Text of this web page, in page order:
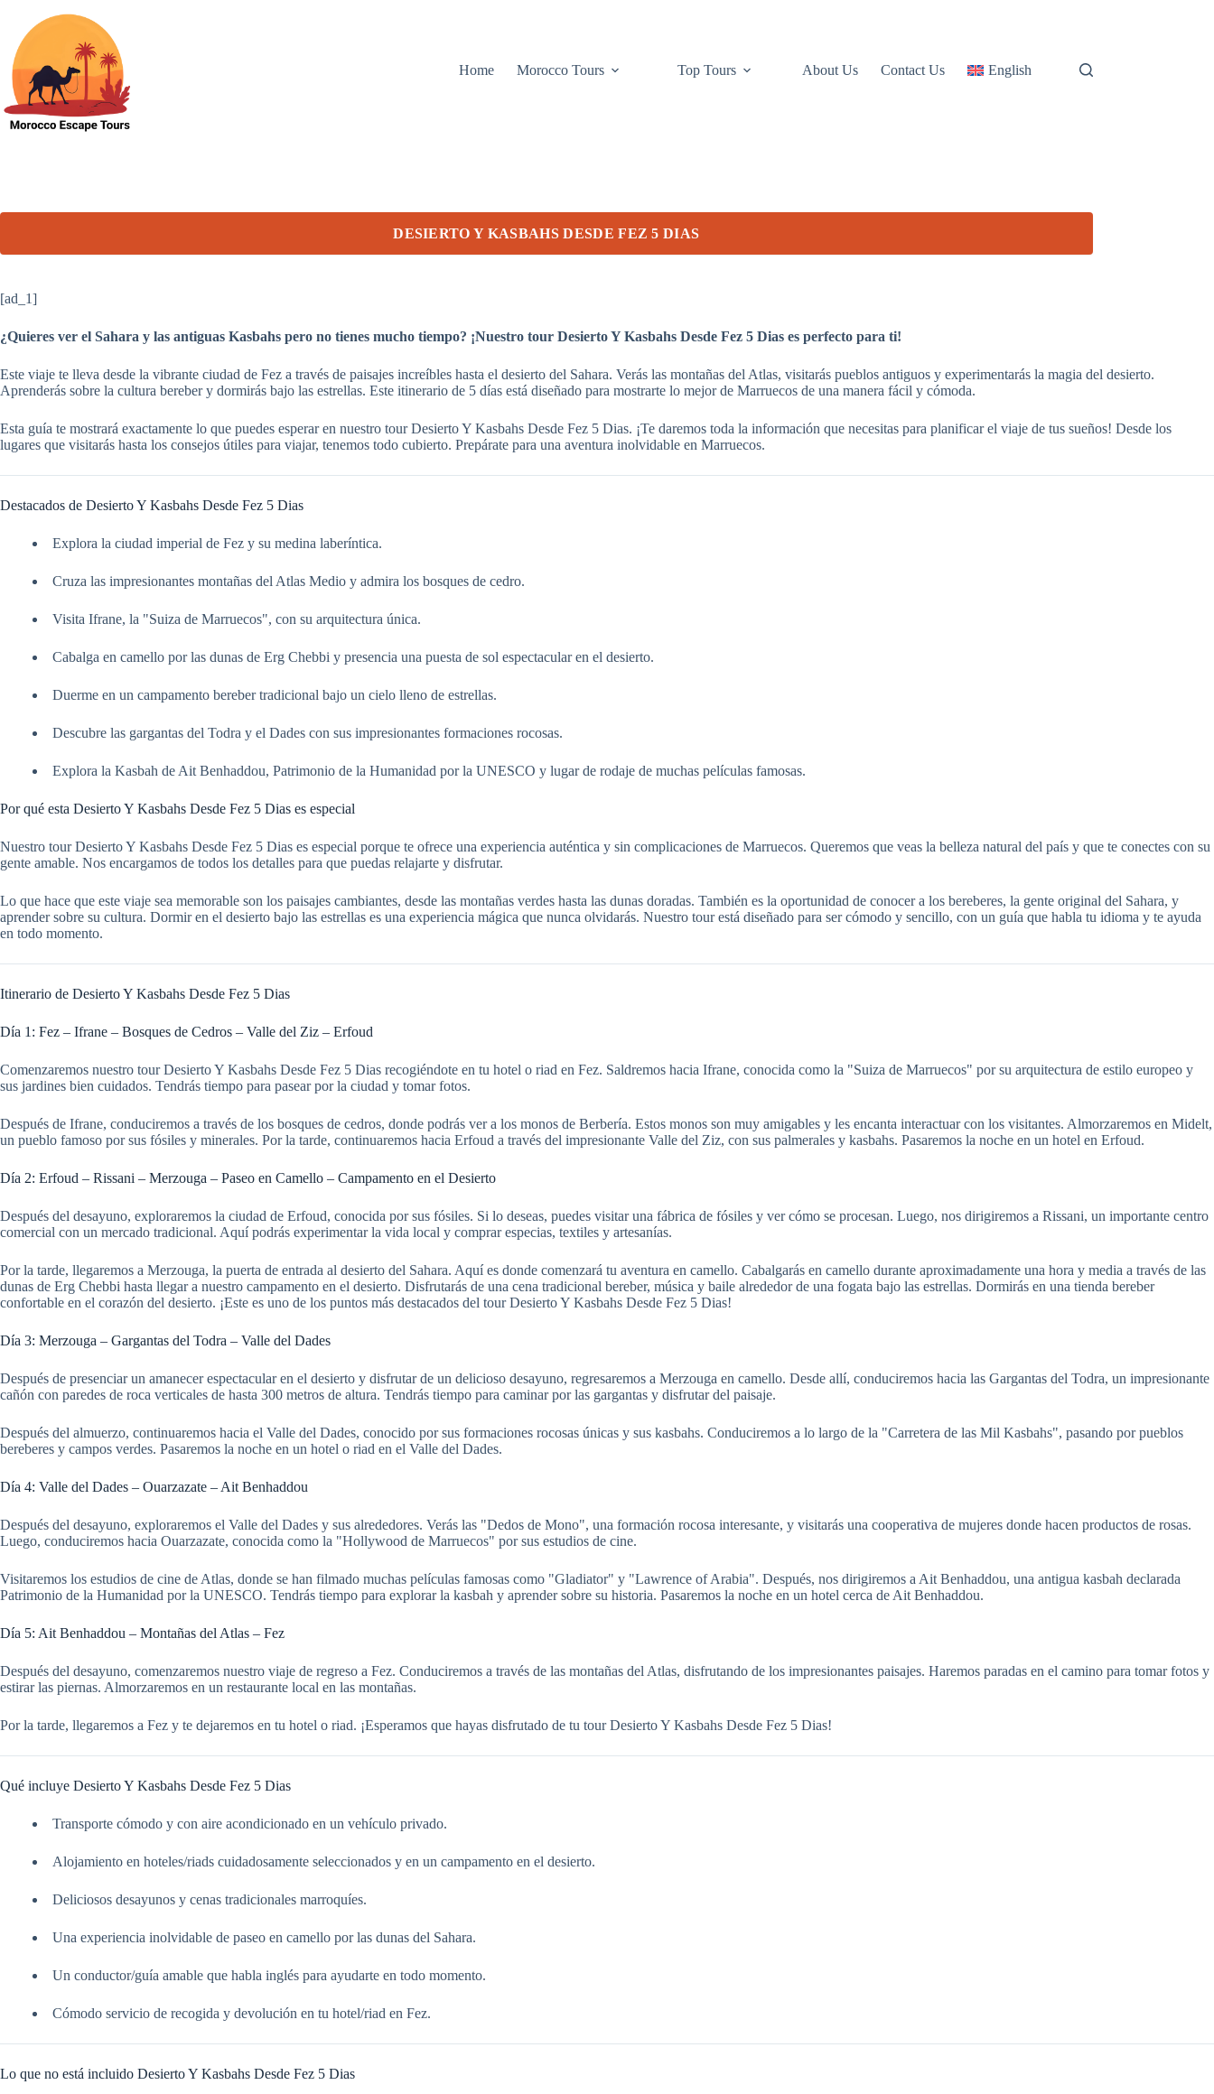
content
Home
Morocco Tours Top Tours About Us Contact Us English
DESIERTO Y KASBAHS DESDE FEZ 5 DIAS
[ad_1]
¿Quieres ver el Sahara y las antiguas Kasbahs pero no tienes mucho tiempo? ¡Nuestro tour Desierto Y Kasbahs Desde Fez 5 Dias es perfecto para ti!
Este viaje te lleva desde la vibrante ciudad de Fez a través de paisajes increíbles hasta el desierto del Sahara. Verás las montañas del Atlas, visitarás pueblos antiguos y experimentarás la magia del desierto.
Aprenderás sobre la cultura bereber y dormirás bajo las estrellas. Este itinerario de 5 días está diseñado para mostrarte lo mejor de Marruecos de una manera fácil y cómoda.
Esta guía te mostrará exactamente lo que puedes esperar en nuestro tour Desierto Y Kasbahs Desde Fez 5 Dias. ¡Te daremos toda la información que necesitas para planificar el viaje de tus sueños! Desde los
lugares que visitarás hasta los consejos útiles para viajar, tenemos todo cubierto. Prepárate para una aventura inolvidable en Marruecos.
Destacados de Desierto Y Kasbahs Desde Fez 5 Dias
Explora la ciudad imperial de Fez y su medina laberíntica.
Cruza las impresionantes montañas del Atlas Medio y admira los bosques de cedro.
Visita Ifrane, la "Suiza de Marruecos", con su arquitectura única.
Cabalga en camello por las dunas de Erg Chebbi y presencia una puesta de sol espectacular en el desierto.
Duerme en un campamento bereber tradicional bajo un cielo lleno de estrellas.
Descubre las gargantas del Todra y el Dades con sus impresionantes formaciones rocosas.
Explora la Kasbah de Ait Benhaddou, Patrimonio de la Humanidad por la UNESCO y lugar de rodaje de muchas películas famosas.
Por qué esta Desierto Y Kasbahs Desde Fez 5 Dias es especial
Nuestro tour Desierto Y Kasbahs Desde Fez 5 Dias es especial porque te ofrece una experiencia auténtica y sin complicaciones de Marruecos. Queremos que veas la belleza natural del país y que te conectes con su
gente amable. Nos encargamos de todos los detalles para que puedas relajarte y disfrutar.
Lo que hace que este viaje sea memorable son los paisajes cambiantes, desde las montañas verdes hasta las dunas doradas. También es la oportunidad de conocer a los bereberes, la gente original del Sahara, y
aprender sobre su cultura. Dormir en el desierto bajo las estrellas es una experiencia mágica que nunca olvidarás. Nuestro tour está diseñado para ser cómodo y sencillo, con un guía que habla tu idioma y te ayuda
en todo momento.
Itinerario de Desierto Y Kasbahs Desde Fez 5 Dias
Día 1: Fez – Ifrane – Bosques de Cedros – Valle del Ziz – Erfoud
Comenzaremos nuestro tour Desierto Y Kasbahs Desde Fez 5 Dias recogiéndote en tu hotel o riad en Fez. Saldremos hacia Ifrane, conocida como la "Suiza de Marruecos" por su arquitectura de estilo europeo y
sus jardines bien cuidados. Tendrás tiempo para pasear por la ciudad y tomar fotos.
Después de Ifrane, conduciremos a través de los bosques de cedros, donde podrás ver a los monos de Berbería. Estos monos son muy amigables y les encanta interactuar con los visitantes. Almorzaremos en Midelt,
un pueblo famoso por sus fósiles y minerales. Por la tarde, continuaremos hacia Erfoud a través del impresionante Valle del Ziz, con sus palmerales y kasbahs. Pasaremos la noche en un hotel en Erfoud.
Día 2: Erfoud – Rissani – Merzouga – Paseo en Camello – Campamento en el Desierto
Después del desayuno, exploraremos la ciudad de Erfoud, conocida por sus fósiles. Si lo deseas, puedes visitar una fábrica de fósiles y ver cómo se procesan. Luego, nos dirigiremos a Rissani, un importante centro
comercial con un mercado tradicional. Aquí podrás experimentar la vida local y comprar especias, textiles y artesanías.
Por la tarde, llegaremos a Merzouga, la puerta de entrada al desierto del Sahara. Aquí es donde comenzará tu aventura en camello. Cabalgarás en camello durante aproximadamente una hora y media a través de las
dunas de Erg Chebbi hasta llegar a nuestro campamento en el desierto. Disfrutarás de una cena tradicional bereber, música y baile alrededor de una fogata bajo las estrellas. Dormirás en una tienda bereber
confortable en el corazón del desierto. ¡Este es uno de los puntos más destacados del tour Desierto Y Kasbahs Desde Fez 5 Dias!
Día 3: Merzouga – Gargantas del Todra – Valle del Dades
Después de presenciar un amanecer espectacular en el desierto y disfrutar de un delicioso desayuno, regresaremos a Merzouga en camello. Desde allí, conduciremos hacia las Gargantas del Todra, un impresionante
cañón con paredes de roca verticales de hasta 300 metros de altura. Tendrás tiempo para caminar por las gargantas y disfrutar del paisaje.
Después del almuerzo, continuaremos hacia el Valle del Dades, conocido por sus formaciones rocosas únicas y sus kasbahs. Conduciremos a lo largo de la "Carretera de las Mil Kasbahs", pasando por pueblos
bereberes y campos verdes. Pasaremos la noche en un hotel o riad en el Valle del Dades.
Día 4: Valle del Dades – Ouarzazate – Ait Benhaddou
Después del desayuno, exploraremos el Valle del Dades y sus alrededores. Verás las "Dedos de Mono", una formación rocosa interesante, y visitarás una cooperativa de mujeres donde hacen productos de rosas.
Luego, conduciremos hacia Ouarzazate, conocida como la "Hollywood de Marruecos" por sus estudios de cine.
Visitaremos los estudios de cine de Atlas, donde se han filmado muchas películas famosas como "Gladiator" y "Lawrence of Arabia". Después, nos dirigiremos a Ait Benhaddou, una antigua kasbah declarada
Patrimonio de la Humanidad por la UNESCO. Tendrás tiempo para explorar la kasbah y aprender sobre su historia. Pasaremos la noche en un hotel cerca de Ait Benhaddou.
Día 5: Ait Benhaddou – Montañas del Atlas – Fez
Después del desayuno, comenzaremos nuestro viaje de regreso a Fez. Conduciremos a través de las montañas del Atlas, disfrutando de los impresionantes paisajes. Haremos paradas en el camino para tomar fotos y
estirar las piernas. Almorzaremos en un restaurante local en las montañas.
Por la tarde, llegaremos a Fez y te dejaremos en tu hotel o riad. ¡Esperamos que hayas disfrutado de tu tour Desierto Y Kasbahs Desde Fez 5 Dias!
Qué incluye Desierto Y Kasbahs Desde Fez 5 Dias
Transporte cómodo y con aire acondicionado en un vehículo privado.
Alojamiento en hoteles/riads cuidadosamente seleccionados y en un campamento en el desierto.
Deliciosos desayunos y cenas tradicionales marroquíes.
Una experiencia inolvidable de paseo en camello por las dunas del Sahara.
Un conductor/guía amable que habla inglés para ayudarte en todo momento.
Cómodo servicio de recogida y devolución en tu hotel/riad en Fez.
Lo que no está incluido Desierto Y Kasbahs Desde Fez 5 Dias